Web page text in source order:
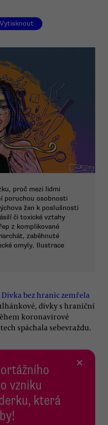
Vytisknout
proč mezi lidmi
poruchou osobnosti
žen k poslušnosti
či toxické vztahy
z komplikované
zaběhnuté
omyly. Ilustrace
Dívka bez hranic zemřela
dívky s hraniční
koronavirové
spáchala sebevraždu.
vzniku
která
×